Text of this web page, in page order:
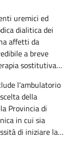
uremici ed
dialitica dei
affetti da
a breve
sostitutiva
l'ambulatorio
della
Provincia di
in cui sia
di iniziare la